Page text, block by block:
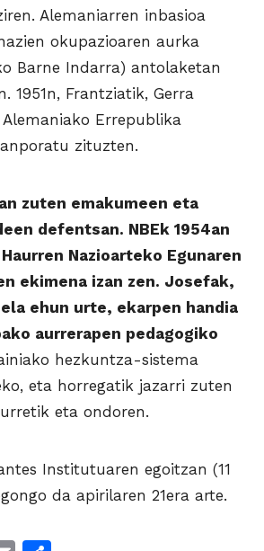
Alemaniarren inbasioa
okupazioaren aurka
Barne Indarra) antolaketan
1951n, Frantziatik, Gerra
Errepublika
zituzten.
zuten emakumeen eta
defentsan. NBEk 1954an
Nazioarteko Egunaren
ekimena izan zen. Josefak,
ehun urte, ekarpen handia
aurrerapen pedagogiko
hezkuntza-sistema
eta horregatik jazarri zuten
eta ondoren.
Institutuaren egoitzan (11
da apirilaren 21era arte.